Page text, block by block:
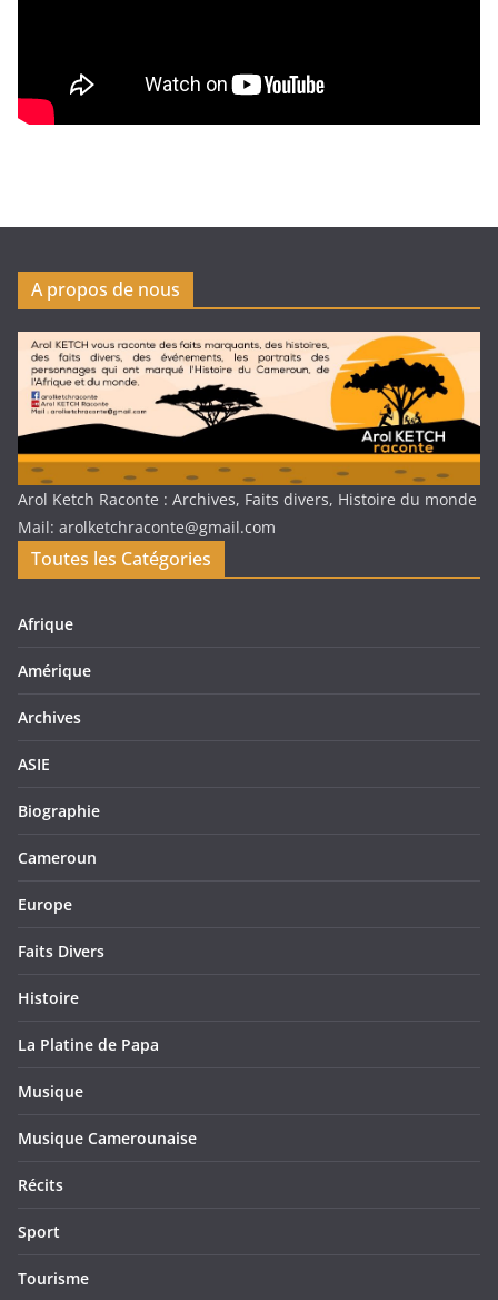
A propos de nous
Arol Ketch Raconte : Archives, Faits divers, Histoire du monde
Mail: arolketchraconte@gmail.com
Toutes les Catégories
Afrique
Amérique
Archives
ASIE
Biographie
Cameroun
Europe
Faits Divers
Histoire
La Platine de Papa
Musique
Musique Camerounaise
Récits
Sport
Tourisme